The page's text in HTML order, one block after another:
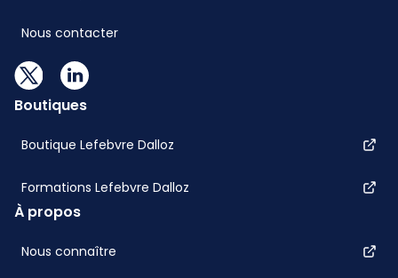
Nous contacter
Boutiques
Boutique Lefebvre Dalloz
Formations Lefebvre Dalloz
À propos
Nous connaître